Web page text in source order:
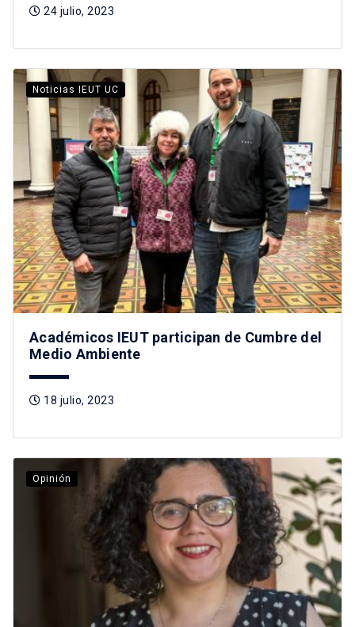
24 julio, 2023
Noticias IEUT UC
Académicos IEUT participan de Cumbre del
Medio Ambiente
18 julio, 2023
Opinión